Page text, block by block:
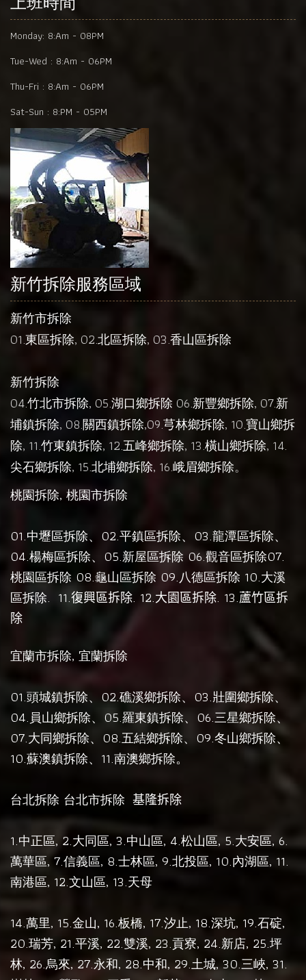
Monday: 8:Am - 08PM
Tue-Wed : 8:Am - 06PM
Thu-Fri : 8:Am - 06PM
Sat-Sun : 8:PM - 05PM
新竹拆除服務區域
新竹市拆除
01.東區拆除, 02.北區拆除, 03.香山區拆除
新竹拆除
04.竹北市拆除, 05.湖口鄉拆除 06.新豐鄉拆除, 07.新
埔鎮拆除, 08.關西鎮拆除,09.芎林鄉拆除, 10.寶山鄉拆
除, 11.竹東鎮拆除, 12.五峰鄉拆除, 13.橫山鄉拆除, 14.
尖石鄉拆除, 15.北埔鄉拆除, 16.峨眉鄉拆除。
桃園拆除, 桃園市拆除
01.中壢區拆除、02.平鎮區拆除、03.龍潭區拆除、
04.楊梅區拆除、05.新屋區拆除 06.觀音區拆除07.
桃園區拆除 08.龜山區拆除 09.八德區拆除 10.大溪
區拆除. 11.復興區拆除. 12.大園區拆除. 13.蘆竹區拆
除
宜蘭市拆除, 宜蘭拆除
01.頭城鎮拆除、02.礁溪鄉拆除、03.壯圍鄉拆除、
04.員山鄉拆除、05.羅東鎮拆除、06.三星鄉拆除、
07.大同鄉拆除、08.五結鄉拆除、09.冬山鄉拆除、
10.蘇澳鎮拆除、11.南澳鄉拆除。
台北拆除 台北市拆除 基隆拆除
1.中正區, 2.大同區, 3.中山區, 4.松山區, 5.大安區, 6.
萬華區, 7.信義區, 8.士林區, 9.北投區, 10.內湖區, 11.
南港區, 12.文山區, 13.天母
14.萬里, 15.金山, 16.板橋, 17.汐止, 18.深坑, 19.石碇,
20.瑞芳, 21.平溪, 22.雙溪, 23.貢寮, 24.新店, 25.坪
林, 26.烏來, 27.永和, 28.中和, 29.土城, 30.三峽, 31.